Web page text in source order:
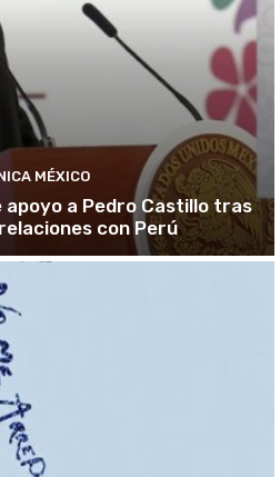
MÉXICO
a Pedro Castillo tras
con Perú